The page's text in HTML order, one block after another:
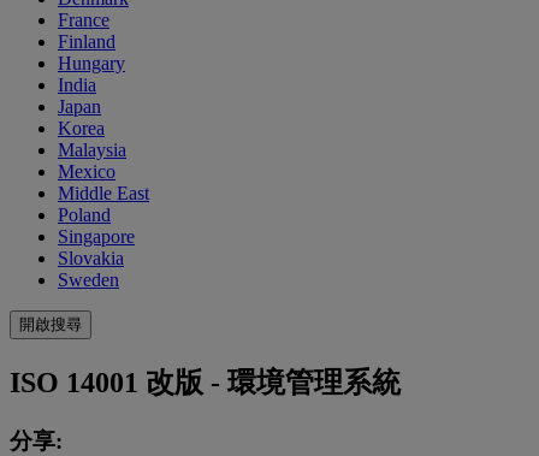
France
Finland
Hungary
India
Japan
Korea
Malaysia
Mexico
Middle East
Poland
Singapore
Slovakia
Sweden
開啟搜尋
ISO 14001 改版 - 環境管理系統
分享: